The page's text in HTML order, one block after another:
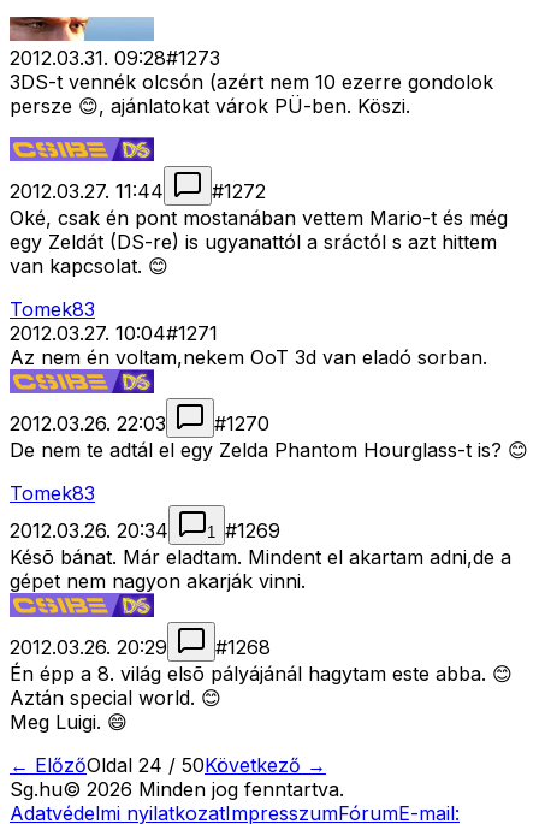
2012.03.31. 09:28#1273
3DS-t vennék olcsón (azért nem 10 ezerre gondolok
persze 😊, ajánlatokat várok PÜ-ben. Köszi.
2012.03.27. 11:44 #1272
Oké, csak én pont mostanában vettem Mario-t és még
egy Zeldát (DS-re) is ugyanattól a sráctól s azt hittem
van kapcsolat. 😊
Tomek83
2012.03.27. 10:04#1271
Az nem én voltam,nekem OoT 3d van eladó sorban.
2012.03.26. 22:03 #1270
De nem te adtál el egy Zelda Phantom Hourglass-t is? 😊
Tomek83
2012.03.26. 20:34
1 #1269
Késõ bánat. Már eladtam. Mindent el akartam adni,de a
gépet nem nagyon akarják vinni.
2012.03.26. 20:29 #1268
Én épp a 8. világ elsõ pályájánál hagytam este abba. 😊
Aztán special world. 😊
Meg Luigi. 😄
← ElőzőOldal 24 / 50Következő →
Sg.hu© 2026 Minden jog fenntartva.
Adatvédelmi nyilatkozatImpresszumFórumE-mail: